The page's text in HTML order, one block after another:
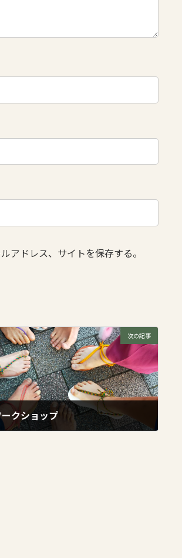
アドレス、サイトを保存する。
次の記事
クショップ